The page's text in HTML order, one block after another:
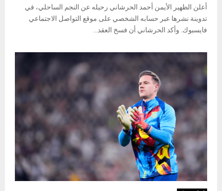
أعلن الظهير الأيمن أحمد الحرشاني رحيله عن النجم الساحلي، في
تدوينة نشرها عبر حسابه الشخصي على موقع التواصل الاجتماعي
فايسبوك. وأكد الحرشاني أن فسخ العقد...